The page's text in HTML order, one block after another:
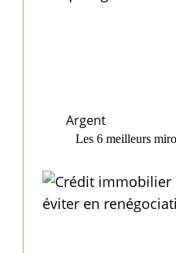
Argent
Les 6 meilleurs